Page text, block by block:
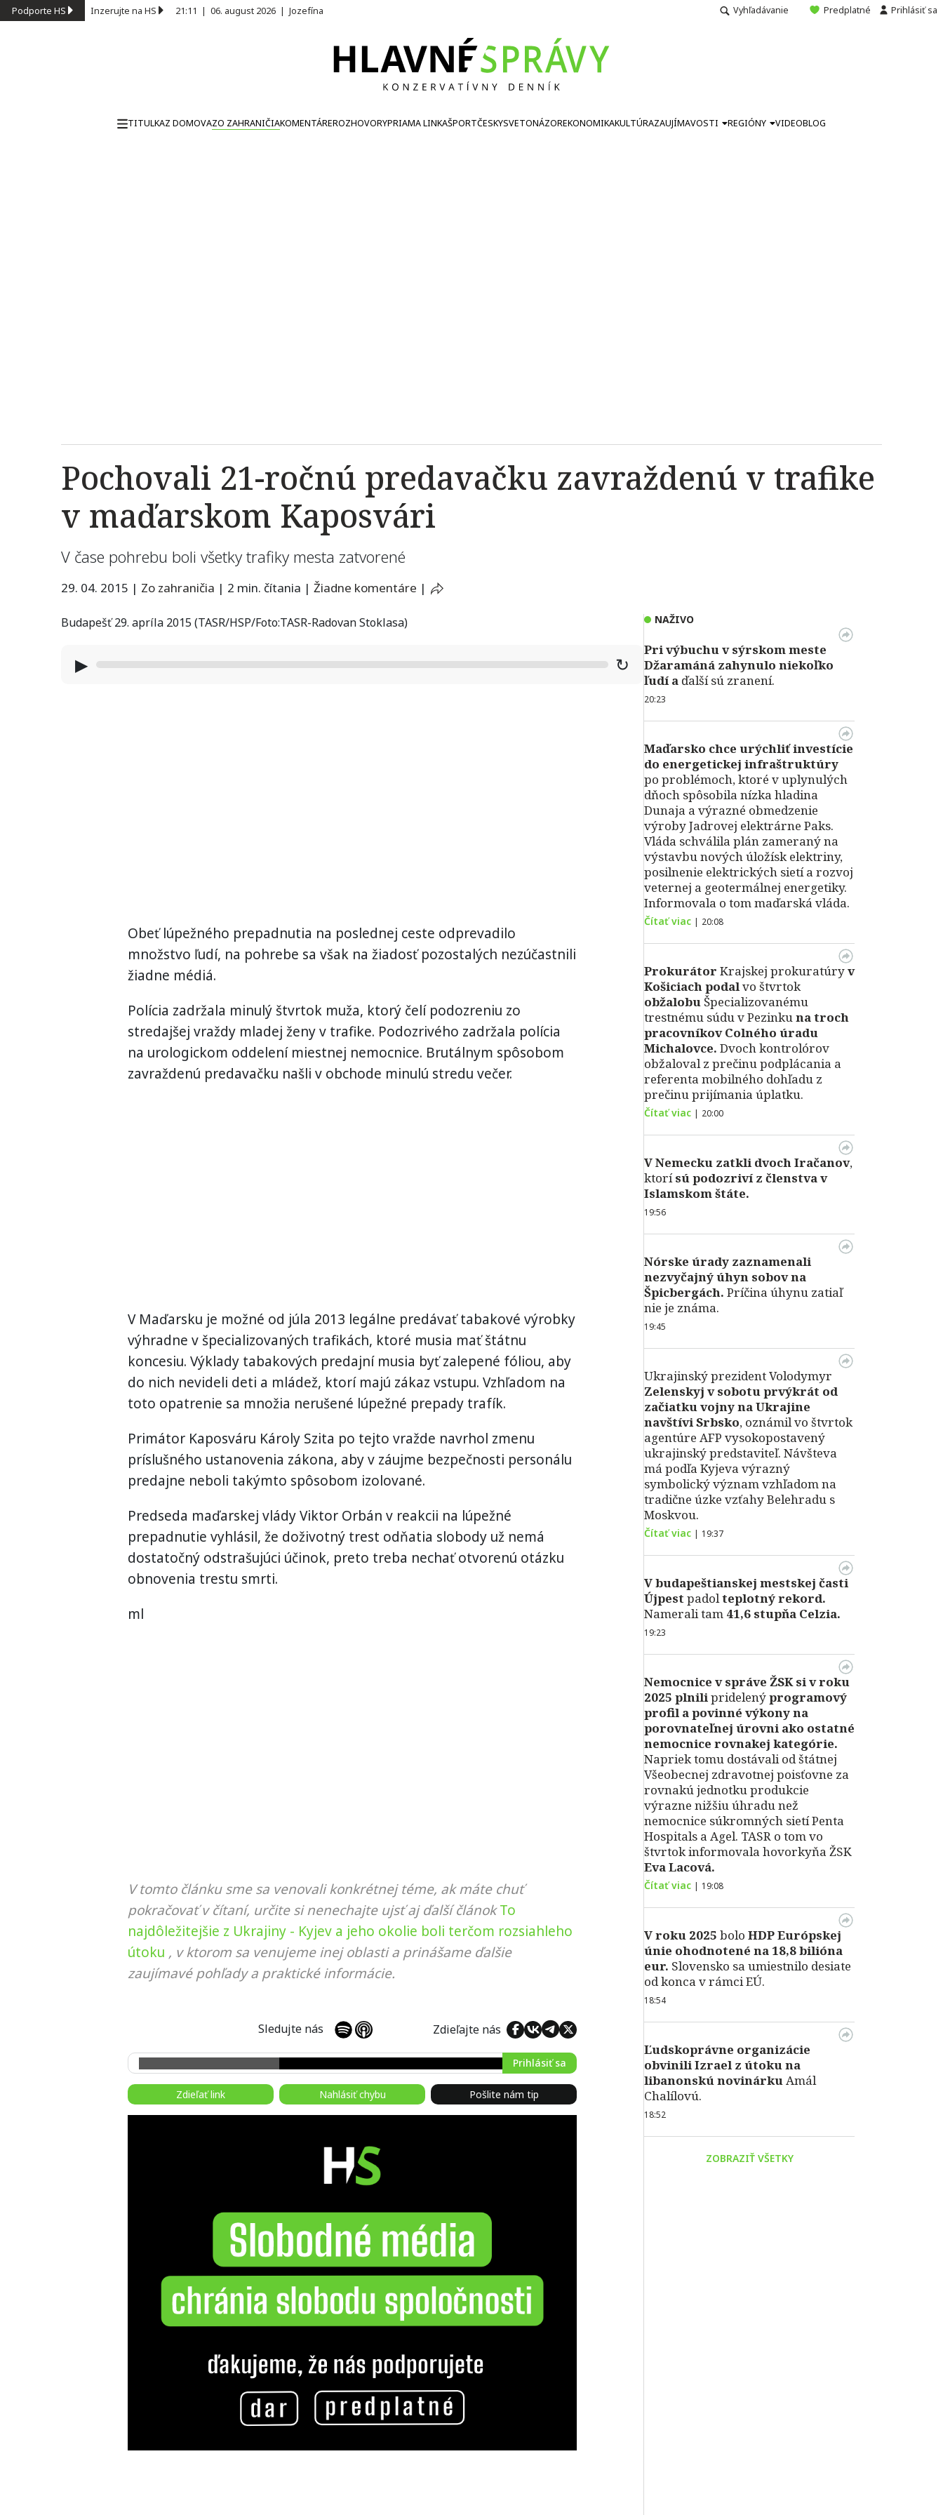
Podporte HS Inzerujte na HS 21:11 | 06. august 2026 | Jozefína Vyhľadávanie Predplatné Prihlásiť sa
TITULKAZ DOMOVAZO ZAHRANIČIAKOMENTÁREROZHOVORYPRIAMA LINKAŠPORTČESKYSVETONÁZOREKONOMIKAKULTÚRAZAUJÍMAVOSTI REGIÓNY VIDEOBLOG
Pochovali 21-ročnú predavačku zavraždenú v trafike
v maďarskom Kaposvári
V čase pohrebu boli všetky trafiky mesta zatvorené
29. 04. 2015 | Zo zahraničia | 2 min. čítania | Žiadne komentáre |
Budapešť 29. apríla 2015 (TASR/HSP/Foto:TASR-Radovan Stoklasa)
▶ ↻
Obeť lúpežného prepadnutia na poslednej ceste odprevadilo
množstvo ľudí, na pohrebe sa však na žiadosť pozostalých nezúčastnili
žiadne médiá.
Polícia zadržala minulý štvrtok muža, ktorý čelí podozreniu zo
stredajšej vraždy mladej ženy v trafike. Podozrivého zadržala polícia
na urologickom oddelení miestnej nemocnice. Brutálnym spôsobom
zavraždenú predavačku našli v obchode minulú stredu večer.
V Maďarsku je možné od júla 2013 legálne predávať tabakové výrobky
výhradne v špecializovaných trafikách, ktoré musia mať štátnu
koncesiu. Výklady tabakových predajní musia byť zalepené fóliou, aby
do nich nevideli deti a mládež, ktorí majú zákaz vstupu. Vzhľadom na
toto opatrenie sa množia nerušené lúpežné prepady trafík.
Primátor Kaposváru Károly Szita po tejto vražde navrhol zmenu
príslušného ustanovenia zákona, aby v záujme bezpečnosti personálu
predajne neboli takýmto spôsobom izolované.
Predseda maďarskej vlády Viktor Orbán v reakcii na lúpežné
prepadnutie vyhlásil, že doživotný trest odňatia slobody už nemá
dostatočný odstrašujúci účinok, preto treba nechať otvorenú otázku
obnovenia trestu smrti.
ml
V tomto článku sme sa venovali konkrétnej téme, ak máte chuť
pokračovať v čítaní, určite si nenechajte ujsť aj ďalší článok To
najdôležitejšie z Ukrajiny - Kyjev a jeho okolie boli terčom rozsiahleho
útoku , v ktorom sa venujeme inej oblasti a prinášame ďalšie
zaujímavé pohľady a praktické informácie.
Sledujte nás Zdieľajte nás
Prihlásiť sa
Zdieľať link Nahlásiť chybu Pošlite nám tip
NAŽIVO
Pri výbuchu v sýrskom meste
Džaramáná zahynulo niekoľko
ľudí a ďalší sú zranení.
20:23
Maďarsko chce urýchliť investície
do energetickej infraštruktúry
po problémoch, ktoré v uplynulých
dňoch spôsobila nízka hladina
Dunaja a výrazné obmedzenie
výroby Jadrovej elektrárne Paks.
Vláda schválila plán zameraný na
výstavbu nových úložísk elektriny,
posilnenie elektrických sietí a rozvoj
veternej a geotermálnej energetiky.
Informovala o tom maďarská vláda.
Čítať viac | 20:08
Prokurátor Krajskej prokuratúryv
Košiciach podalvo štvrtok
obžalobu Špecializovanému
trestnému súdu v Pezinkuna troch
pracovníkov Colného úradu
Michalovce. Dvoch kontrolórov
obžaloval z prečinu podplácania a
referenta mobilného dohľadu z
prečinu prijímania úplatku.
Čítať viac | 20:00
V Nemecku zatkli dvoch Iračanov,
ktorísú podozriví z členstva v
Islamskom štáte.
19:56
Nórske úrady zaznamenali
nezvyčajný úhyn sobov na
Špicbergách. Príčina úhynu zatiaľ
nie je známa.
19:45
Ukrajinský prezident Volodymyr
Zelenskyj v sobotu prvýkrát od
začiatku vojny na Ukrajine
navštívi Srbsko, oznámil vo štvrtok
agentúre AFP vysokopostavený
ukrajinský predstaviteľ. Návšteva
má podľa Kyjeva výrazný
symbolický význam vzhľadom na
tradične úzke vzťahy Belehradu s
Moskvou.
Čítať viac | 19:37
Vbudapeštianskej mestskej časti
Újpestpadolteplotný rekord.
Namerali tam 41,6 stupňa Celzia.
19:23
Nemocnice v správe ŽSK si v roku
2025 plnilipridelenýprogramový
profil a povinné výkony na
porovnateľnej úrovni ako ostatné
nemocnice rovnakej kategórie.
Napriek tomu dostávali od štátnej
Všeobecnej zdravotnej poisťovne za
rovnakú jednotku produkcie
výrazne nižšiu úhradu než
nemocnice súkromných sietí Penta
Hospitals a Agel. TASR o tom vo
štvrtok informovala hovorkyňa ŽSK
Eva Lacová.
Čítať viac | 19:08
V roku 2025 bolo HDPEurópskej
únie ohodnotené na 18,8 bilióna
eur. Slovensko sa umiestnilo desiate
od konca v rámci EÚ.
18:54
Ľudskoprávne organizácie
obvinili Izrael z útoku na
libanonskú novinárkuAmál
Chalílovú.
18:52
ZOBRAZIŤ VŠETKY